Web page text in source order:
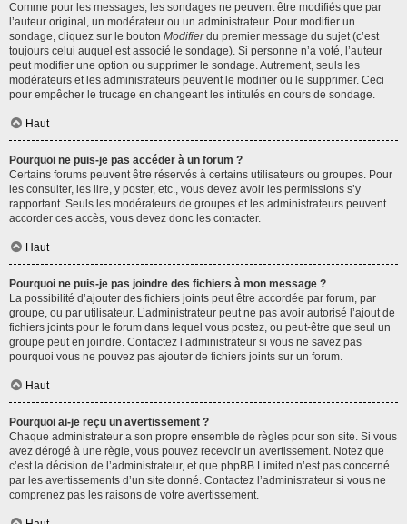
Comme pour les messages, les sondages ne peuvent être modifiés que par
l’auteur original, un modérateur ou un administrateur. Pour modifier un
sondage, cliquez sur le bouton Modifierdu premier message du sujet (c’est
toujours celui auquel est associé le sondage). Si personne n’a voté, l’auteur
peut modifier une option ou supprimer le sondage. Autrement, seuls les
modérateurs et les administrateurs peuvent le modifier ou le supprimer. Ceci
pour empêcher le trucage en changeant les intitulés en cours de sondage.
Haut
Pourquoi ne puis-je pas accéder à un forum ?
Certains forums peuvent être réservés à certains utilisateurs ou groupes. Pour
les consulter, les lire, y poster, etc., vous devez avoir les permissions s’y
rapportant. Seuls les modérateurs de groupes et les administrateurs peuvent
accorder ces accès, vous devez donc les contacter.
Haut
Pourquoi ne puis-je pas joindre des fichiers à mon message ?
La possibilité d’ajouter des fichiers joints peut être accordée par forum, par
groupe, ou par utilisateur. L’administrateur peut ne pas avoir autorisé l’ajout de
fichiers joints pour le forum dans lequel vous postez, ou peut-être que seul un
groupe peut en joindre. Contactez l’administrateur si vous ne savez pas
pourquoi vous ne pouvez pas ajouter de fichiers joints sur un forum.
Haut
Pourquoi ai-je reçu un avertissement ?
Chaque administrateur a son propre ensemble de règles pour son site. Si vous
avez dérogé à une règle, vous pouvez recevoir un avertissement. Notez que
c’est la décision de l’administrateur, et que phpBB Limited n’est pas concerné
par les avertissements d’un site donné. Contactez l’administrateur si vous ne
comprenez pas les raisons de votre avertissement.